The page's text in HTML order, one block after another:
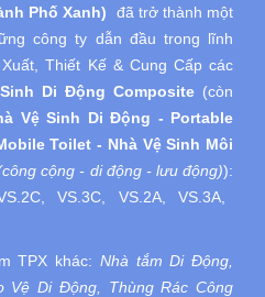
Phố Xanh) đã trở thành một
công ty dẫn đầu trong lĩnh
Thiết Kế & Cung Cấp các
Di Động Composite (còn
Vệ Sinh Di Động - Portable
Toilet - Nhà Vệ Sinh Môi
cộng - di động - lưu động)):
VS.3C, VS.2A, VS.3A,
TPX khác: Nhà tắm Di Động,
Vệ Di Động, Thùng Rác Công